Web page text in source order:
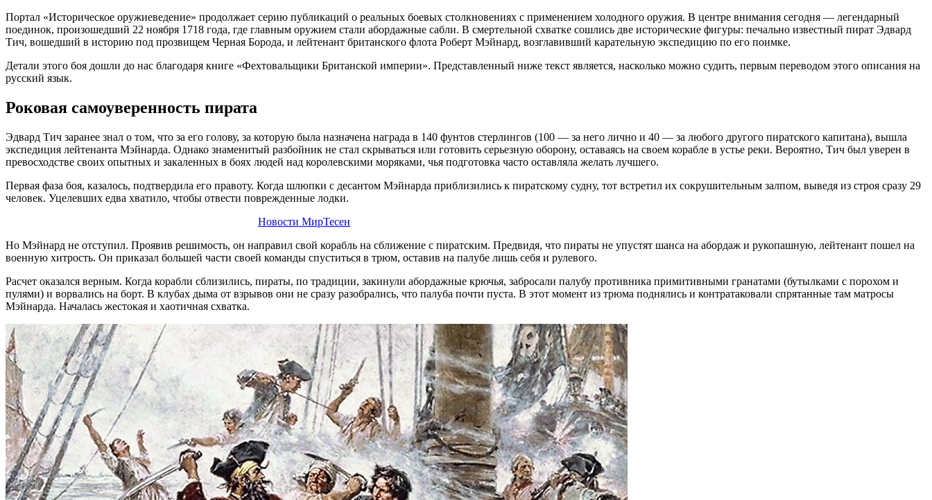
Портал «Историческое оружиеведение» продолжает серию публикаций о реальных боевых столкновениях с применением холодного оружия. В центре внимания сегодня — легендарный
поединок, произошедший 22 ноября 1718 года, где главным оружием стали абордажные сабли. В смертельной схватке сошлись две исторические фигуры: печально известный пират Эдвард
Тич, вошедший в историю под прозвищем Черная Борода, и лейтенант британского флота Роберт Мэйнард, возглавивший карательную экспедицию по его поимке.
Детали этого боя дошли до нас благодаря книге «Фехтовальщики Британской империи». Представленный ниже текст является, насколько можно судить, первым переводом этого описания на
русский язык.
Роковая самоуверенность пирата
Эдвард Тич заранее знал о том, что за его голову, за которую была назначена награда в 140 фунтов стерлингов (100 — за него лично и 40 — за любого другого пиратского капитана), вышла
экспедиция лейтенанта Мэйнарда. Однако знаменитый разбойник не стал скрываться или готовить серьезную оборону, оставаясь на своем корабле в устье реки. Вероятно, Тич был уверен в
превосходстве своих опытных и закаленных в боях людей над королевскими моряками, чья подготовка часто оставляла желать лучшего.
Первая фаза боя, казалось, подтвердила его правоту. Когда шлюпки с десантом Мэйнарда приблизились к пиратскому судну, тот встретил их сокрушительным залпом, выведя из строя сразу 29
человек. Уцелевших едва хватило, чтобы отвести поврежденные лодки.
Новости МирТесен
Но Мэйнард не отступил. Проявив решимость, он направил свой корабль на сближение с пиратским. Предвидя, что пираты не упустят шанса на абордаж и рукопашную, лейтенант пошел на
военную хитрость. Он приказал большей части своей команды спуститься в трюм, оставив на палубе лишь себя и рулевого.
Расчет оказался верным. Когда корабли сблизились, пираты, по традиции, закинули абордажные крючья, забросали палубу противника примитивными гранатами (бутылками с порохом и
пулями) и ворвались на борт. В клубах дыма от взрывов они не сразу разобрались, что палуба почти пуста. В этот момент из трюма поднялись и контратаковали спрятанные там матросы
Мэйнарда. Началась жестокая и хаотичная схватка.